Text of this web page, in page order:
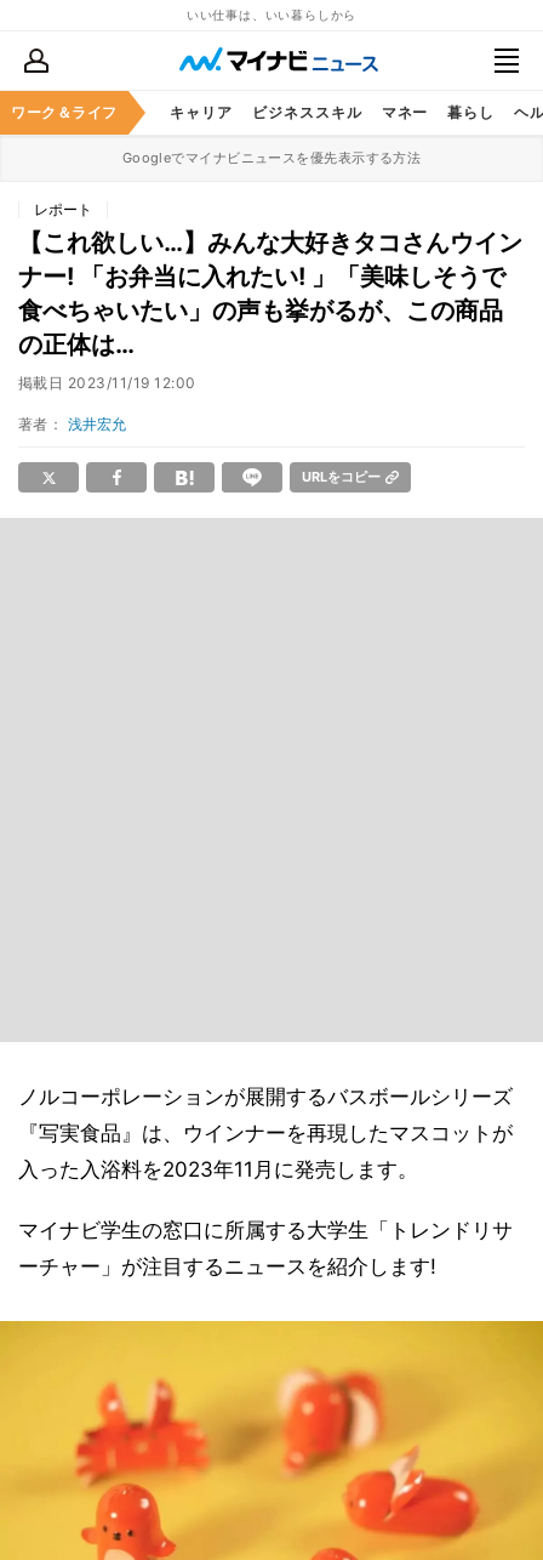
いい仕事は、いい暮らしから
ワーク＆ライフ キャリア ビジネススキル マネー 暮らし ヘ
Googleでマイナビニュースを優先表示する方法
レポート
【これ欲しい…】みんな大好きタコさんウイン
ナー! 「お弁当に入れたい! 」「美味しそうで
食べちゃいたい」の声も挙がるが、この商品
の正体は…
掲載日 2023/11/19 12:00
著者： 浅井宏允
URLをコピー
ノルコーポレーションが展開するバスボールシリーズ
『写実食品』は、ウインナーを再現したマスコットが
入った入浴料を2023年11月に発売します。
マイナビ学生の窓口に所属する大学生「トレンドリサ
ーチャー」が注目するニュースを紹介します!